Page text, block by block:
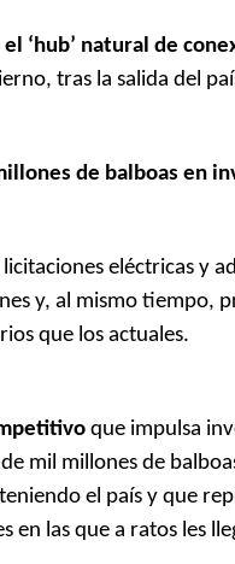
‘hub’ natural de
tras la salida del
de balboas en
eléctricas y
y, al mismo tiempo,
que los actuales.
que impulsa
mil millones de
el país y que
en las que a ratos les